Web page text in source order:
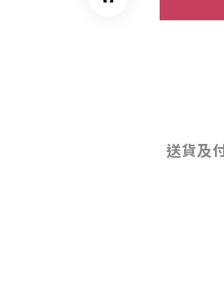
送貨及